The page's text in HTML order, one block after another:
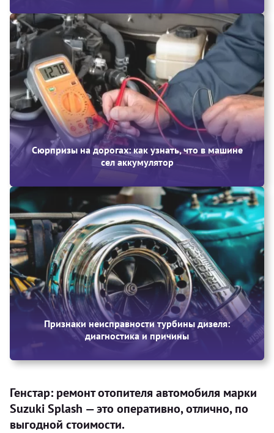
Сюрпризы на дорогах: как узнать, что в машине
сел аккумулятор
Признаки неисправности турбины дизеля:
диагностика и причины
Генстар: ремонт отопителя автомобиля марки
Suzuki Splash — это оперативно, отлично, по
выгодной стоимости.